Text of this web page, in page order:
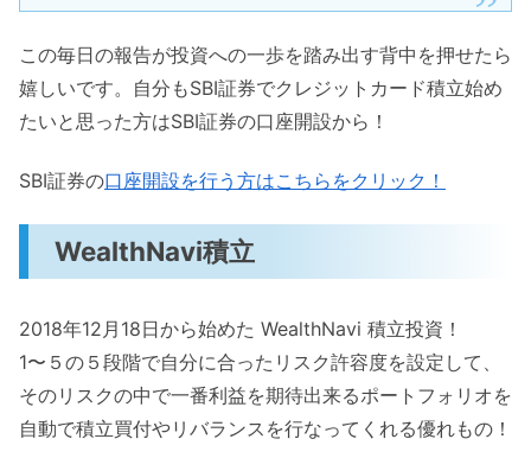
この毎日の報告が投資への一歩を踏み出す背中を押せたら
嬉しいです。自分もSBI証券でクレジットカード積立始め
たいと思った方はSBI証券の口座開設から！
SBI証券の口座開設を行う方はこちらをクリック！
WealthNavi積立
2018年12月18日から始めた WealthNavi 積立投資！
1〜５の５段階で自分に合ったリスク許容度を設定して、
そのリスクの中で一番利益を期待出来るポートフォリオを
自動で積立買付やリバランスを行なってくれる優れもの！